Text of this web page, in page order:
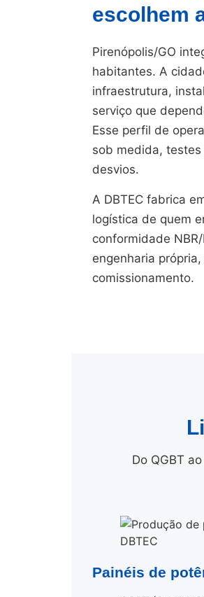
escolhem
Pirenópolis/GO
habitantes. A
infraestrutura,
serviço que
Esse perfil de
sob medida,
desvios.
A DBTEC fabrica
logística de quem
conformidade
engenharia
comissionamento.
Do QGBT
Painéis de